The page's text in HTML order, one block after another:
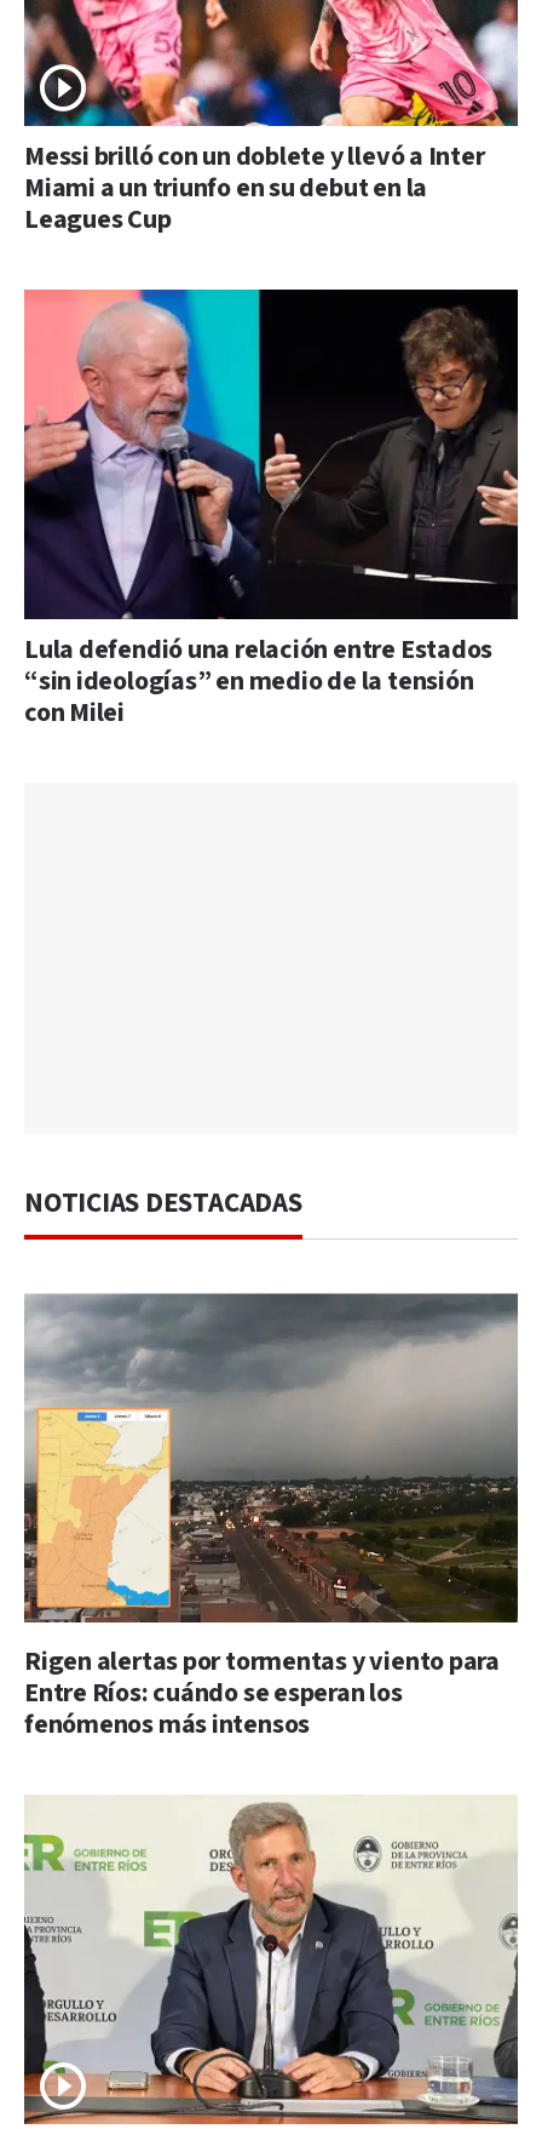
Messi brilló con un doblete y llevó a Inter
Miami a un triunfo en su debut en la
Leagues Cup
Lula defendió una relación entre Estados
“sin ideologías” en medio de la tensión
con Milei
NOTICIAS DESTACADAS
Rigen alertas por tormentas y viento para
Entre Ríos: cuándo se esperan los
fenómenos más intensos